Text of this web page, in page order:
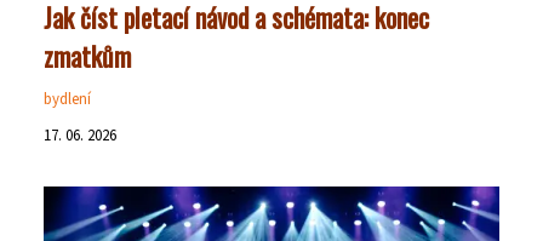
Jak číst pletací návod a schémata: konec
zmatkům
bydlení
17. 06. 2026